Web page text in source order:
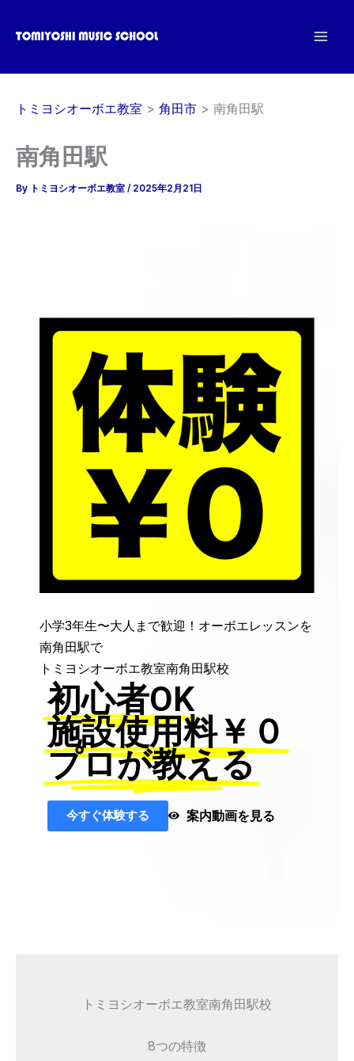
ス
トミヨシオーボエ教室 角田市 南角田駅
南角田駅
By トミヨシオーボエ教室 / 2025年2月21日
小学3年生〜大人まで歓迎！オーボエレッスンを
南角田駅で
トミヨシオーボエ教室南角田駅校
初心者OK
施設使用料￥０
プロが教える
今すぐ体験する 案内動画を見る
トミヨシオーボエ教室南角田駅校
8つの特徴